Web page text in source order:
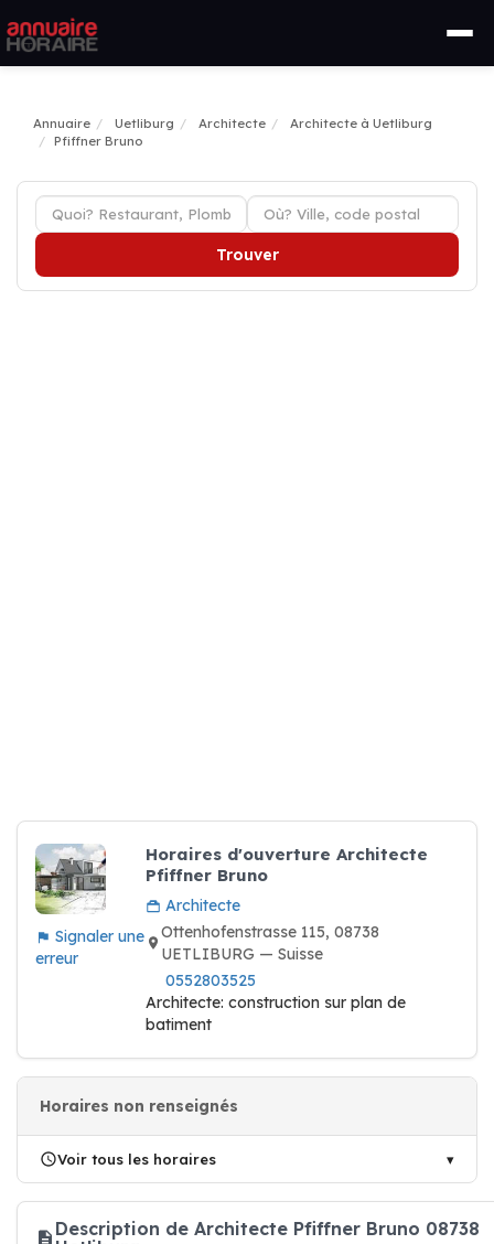
Annuaire Uetliburg Architecte
Architecte à Uetliburg
Pfiffner Bruno
Trouver
Signaler une
erreur
Horaires d'ouverture Architecte
Pfiffner Bruno
Architecte
Ottenhofenstrasse 115, 08738
UETLIBURG — Suisse
0552803525
Architecte: construction sur plan de
batiment
Horaires non renseignés
Voir tous les horaires
Description de Architecte Pfiffner Bruno 08738